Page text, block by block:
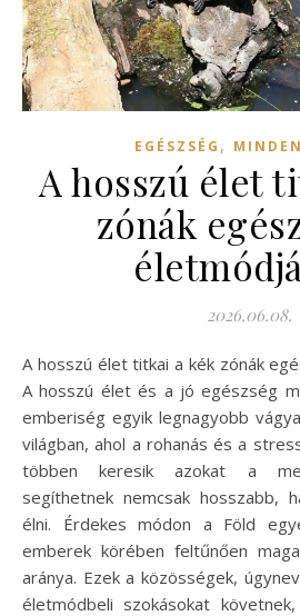
EGÉSZSÉG ,
A hosszú élet
zónák
2026.06.08.
A hosszú élet titkai a kék zónák egészséges életmódjában
A hosszú élet és a jó egészség
emberiség egyik legnagyobb
világban, ahol a rohanás és a
többen keresik azokat a
segíthetnek nemcsak hosszabb,
élni. Érdekes módon a Föld
emberek körében feltűnően
aránya. Ezek a közösségek,
életmódbeli szokásokat